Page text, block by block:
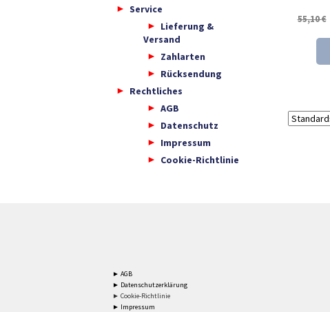
55,10€
Service
Lieferung &
Versand
Zahlarten
Rücksendung
Rechtliches
AGB
Datenschutz
Impressum
Cookie-Richtlinie
► AGB
► Datenschutzerklärung
► Cookie-Richtlinie
► Impressum